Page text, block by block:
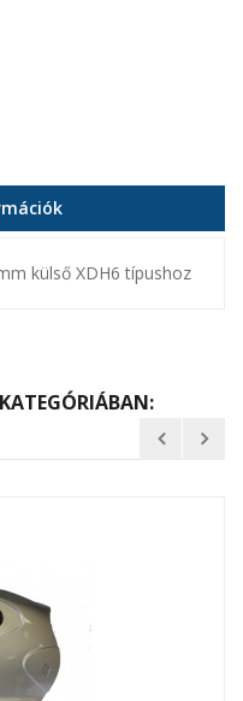
külső XDH6 típushoz